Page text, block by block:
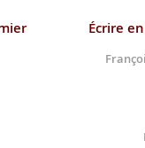
Écrire